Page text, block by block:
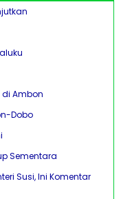
di Ambon
Dobo
Sementara
Susi, Ini Komentar